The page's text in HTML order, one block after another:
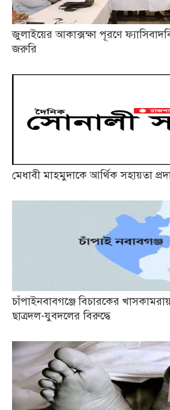
জুলাইয়ের আকাক্সক্ষা পূরণে
জরুরি
মেধাবী মাহমুদাকে আর্থিক সহায়তা
চাঁপাইনবাবগঞ্জে বিচারকের
ছাত্রদল-যুবদলের বিরুদ্ধে